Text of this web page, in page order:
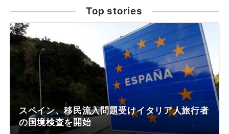
Top stories
スペイン、移民流入問題受けイタリア人旅行者
の国境検査を開始